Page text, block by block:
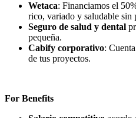
Wetaca: Financiamos el
rico, variado y saludable sin
Seguro de salud y dental
pequeña.
Cabify corporativo:
de tus proyectos.
For Benefits